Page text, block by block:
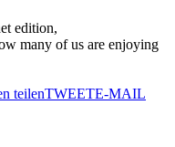
edition,
many of us are enjoying
teilenTWEETE-MAIL